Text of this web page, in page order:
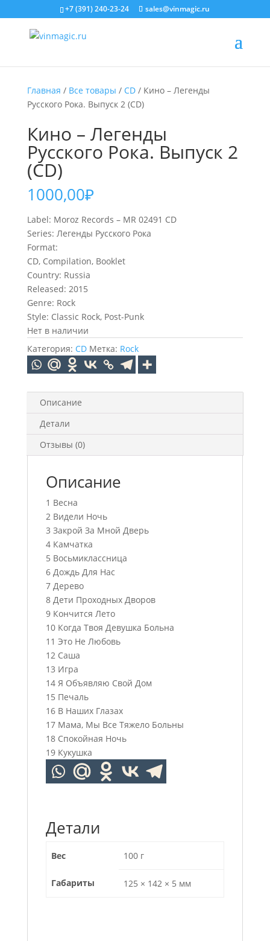
+7 (391) 240-23-24 sales@vinmagic.ru
Главная / Все товары / CD/ Кино – Легенды
Русского Рока. Выпуск 2 (CD)
Кино – Легенды
Русского Рока. Выпуск 2
(CD)
1000,00₽
Label: Moroz Records – MR 02491 CD
Series: Легенды Русского Рока
Format:
CD, Compilation, Booklet
Country: Russia
Released: 2015
Genre: Rock
Style: Classic Rock, Post-Punk
Нет в наличии
Категория: CD Метка: Rock
Описание
Детали
Отзывы (0)
Описание
1 Весна
2 Видели Ночь
3 Закрой За Мной Дверь
4 Камчатка
5 Восьмиклассница
6 Дождь Для Нас
7 Дерево
8 Дети Проходных Дворов
9 Кончится Лето
10 Когда Твоя Девушка Больна
11 Это Не Любовь
12 Саша
13 Игра
14 Я Объявляю Свой Дом
15 Печаль
16 В Наших Глазах
17 Мама, Мы Все Тяжело Больны
18 Спокойная Ночь
19 Кукушка
Детали
Вес 100 г
Габариты 125 × 142 × 5 мм